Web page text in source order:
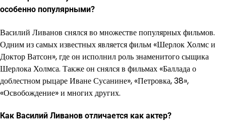
особенно популярными?
Василий Ливанов снялся во множестве популярных фильмов.
Одним из самых известных является фильм «Шерлок Холмс и
Доктор Ватсон», где он исполнил роль знаменитого сыщика
Шерлока Холмса. Также он снялся в фильмах «Баллада о
доблестном рыцаре Иване Сусанине», «Петровка, 38»,
«Освобождение» и многих других.
Как Василий Ливанов отличается как актер?